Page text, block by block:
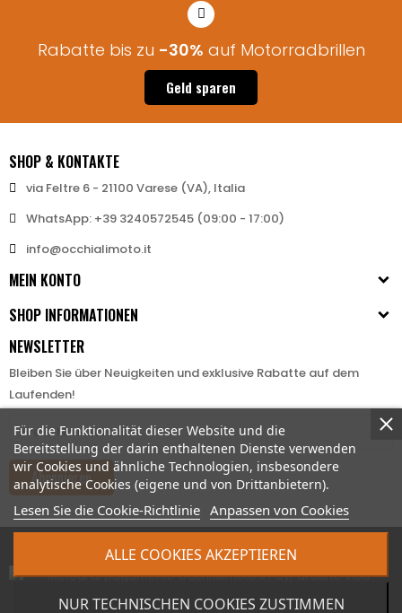
Für die Funktionalität dieser Website und die
Bereitstellung der darin enthaltenen Dienste verwenden
wir Cookies und ähnliche Technologien, insbesondere
analytische Cookies (eigene und von Drittanbietern).
Lesen Sie die Cookie-Richtlinie Anpassen von Cookies
NUR TECHNISCHEN COOKIES ZUSTIMMEN
ALLE COOKIES AKZEPTIEREN
Rabatte bis zu -30% auf Motorradbrillen
Geld sparen
SHOP & KONTAKTE
via Feltre 6 - 21100 Varese (VA), Italia
WhatsApp: +39 3240572545 (09:00 - 17:00)
info@occhialimoto.it
MEIN KONTO
SHOP INFORMATIONEN
NEWSLETTER
Bleiben Sie über Neuigkeiten und exklusive Rabatte auf dem
Laufenden!
Abonnieren
© 2026 - Bertoni iWear srl P.IVA: IT03591430123